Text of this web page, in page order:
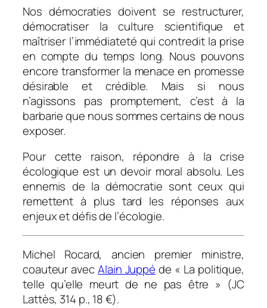
Nos démocraties doivent se restructurer,
démocratiser la culture scientifique et
maîtriser l’immédiateté qui contredit la prise
en compte du temps long. Nous pouvons
encore transformer la menace en promesse
désirable et crédible. Mais si nous
n’agissons pas promptement, c’est à la
barbarie que nous sommes certains de nous
exposer.
Pour cette raison, répondre à la crise
écologique est un devoir moral absolu. Les
ennemis de la démocratie sont ceux qui
remettent à plus tard les réponses aux
enjeux et défis de l’écologie.
Michel Rocard, ancien premier ministre,
coauteur avecAlain Juppé de « La politique,
telle qu’elle meurt de ne pas être » (JC
Lattès, 314 p., 18 €).